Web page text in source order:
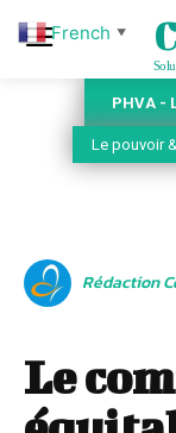
PHVA -
Le pouvoir
Rédaction
Le
French ▼